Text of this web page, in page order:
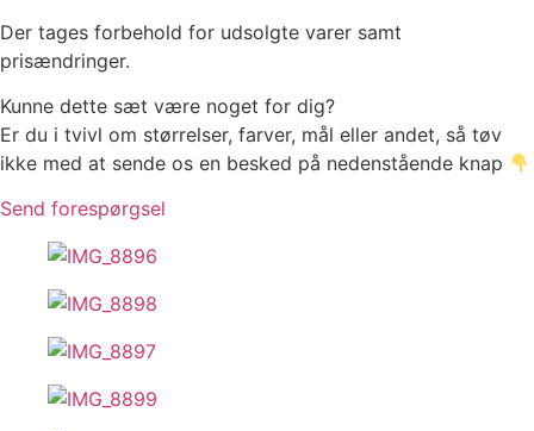
Der tages forbehold for udsolgte varer samt
prisændringer.
Kunne dette sæt være noget for dig?
Er du i tvivl om størrelser, farver, mål eller andet, så tøv
ikke med at sende os en besked på nedenstående knap
Send forespørgsel